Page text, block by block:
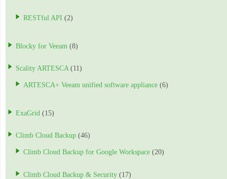
RESTful API (2)
Blocky for Veeam (8)
Scality ARTESCA (11)
ARTESCA+ Veeam unified software appliance (6)
ExaGrid (15)
Climb Cloud Backup (46)
Climb Cloud Backup for Google Workspace (20)
Climb Cloud Backup & Security (17)